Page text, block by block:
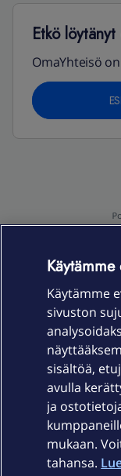
Etkö
OmaYhteisö
Laitteet & liittymät
Palvelut
Ajankohtaista
Käytämme
sivuston
sisältöä,
avulla
ja
mukaan.
tahansa.